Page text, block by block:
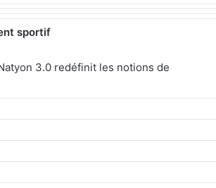
sportif
3.0 redéfinit les notions de